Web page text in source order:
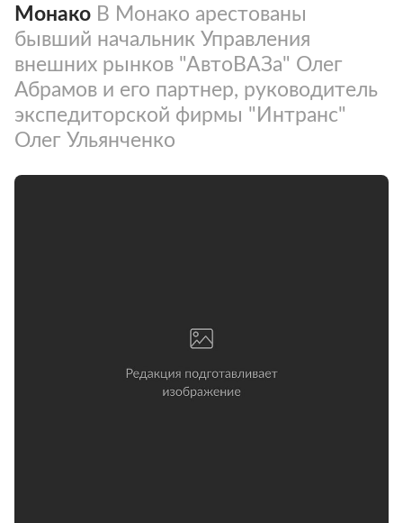
Монако В Монако арестованы
бывший начальник Управления
внешних рынков "АвтоВАЗа" Олег
Абрамов и его партнер, руководитель
экспедиторской фирмы "Интранс"
Олег Ульянченко